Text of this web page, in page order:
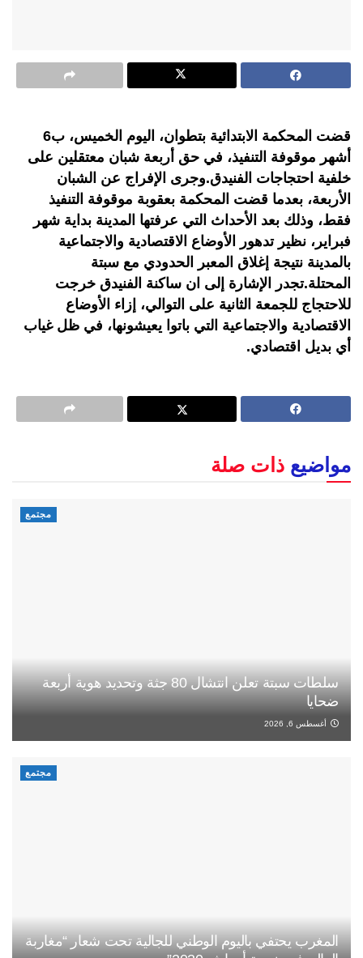
قضت المحكمة الابتدائية بتطوان، اليوم الخميس، ب6
أشهر موقوفة التنفيذ، في حق أربعة شبان معتقلين على
خلفية احتجاجات الفنيدق.وجرى الإفراج عن الشبان
الأربعة، بعدما قضت المحكمة بعقوبة موقوفة التنفيذ
فقط، وذلك بعد الأحداث التي عرفتها المدينة بداية شهر
فبراير، نظير تدهور الأوضاع الاقتصادية والاجتماعية
بالمدينة نتيجة إغلاق المعبر الحدودي مع سبتة
المحتلة.تجدر الإشارة إلى ان ساكنة الفنيدق خرجت
للاحتجاج للجمعة الثانية على التوالي، إزاء الأوضاع
الاقتصادية والاجتماعية التي باتوا يعيشونها، في ظل غياب
أي بديل اقتصادي.
مواضيع ذات صلة
مجتمع
سلطات سبتة تعلن انتشال 80 جثة وتحديد هوية أربعة
ضحايا
أغسطس 6, 2026
مجتمع
المغرب يحتفي باليوم الوطني للجالية تحت شعار “مغاربة